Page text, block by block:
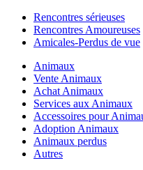
Rencontres sérieuses
Rencontres Amoureuses
Amicales-Perdus de vue
Animaux
Vente Animaux
Achat Animaux
Services aux Animaux
Accessoires pour
Adoption Animaux
Animaux perdus
Autres